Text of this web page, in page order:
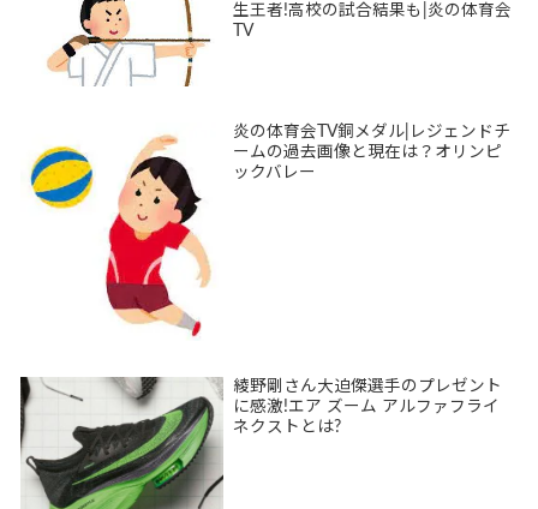
生王者!高校の試合結果も|炎の体育会
TV
炎の体育会TV銅メダル|レジェンドチ
ームの過去画像と現在は？オリンピ
ックバレー
綾野剛さん大迫傑選手のプレゼント
に感激!エア ズーム アルファフライ
ネクストとは?